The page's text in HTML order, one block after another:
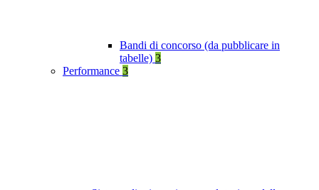
Bandi di concorso (da pubblicare in
tabelle) 3
Performance 3